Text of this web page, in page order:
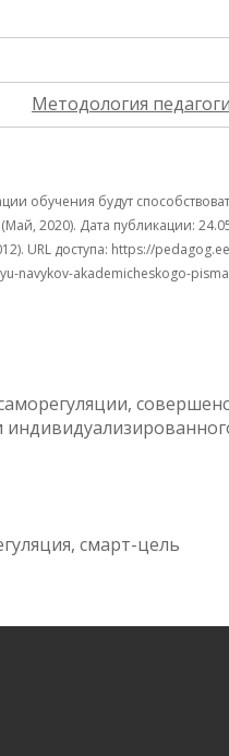
Методология
обучения будут
2020). Дата публикации:
URL доступа: https://
navykov-akademicheskogo-
смарт-цель